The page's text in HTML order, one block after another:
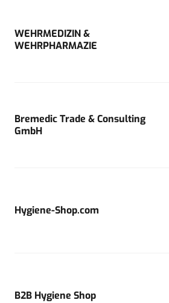
WEHRMEDIZIN &
WEHRPHARMAZIE
Bremedic Trade & Consulting
GmbH
Hygiene-Shop.com
B2B Hygiene Shop